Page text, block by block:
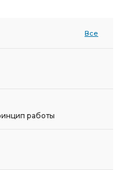
Все
работы